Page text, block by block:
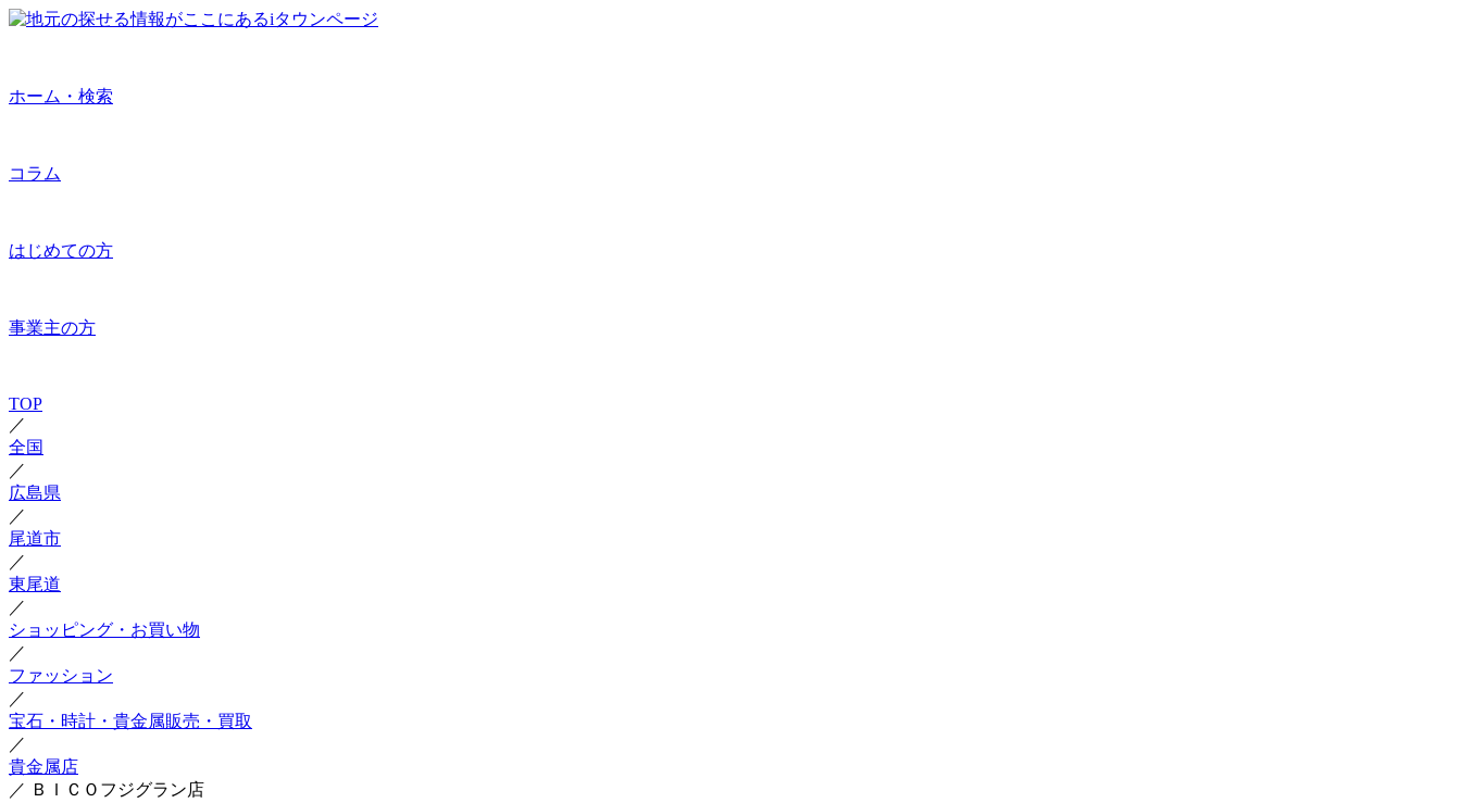
ホーム・検索
コラム
はじめての方
事業主の方
TOP
／
全国
／
広島県
／
尾道市
／
東尾道
／
ショッピング・お買い物
／
ファッション
／
宝石・時計・貴金属販売・買取
／
貴金属店
／ ＢＩＣＯフジグラン店